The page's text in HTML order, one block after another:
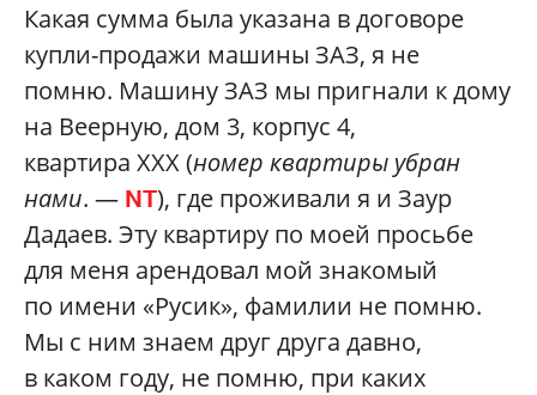
Какая сумма была указана в договоре
купли-продажи машины ЗАЗ, я не
помню. Машину ЗАЗ мы пригнали к дому
на Веерную, дом 3, корпус 4,
квартира XXX (номер квартиры убран
нами. — NT), где проживали я и Заур
Дадаев. Эту квартиру по моей просьбе
для меня арендовал мой знакомый
по имени «Русик», фамилии не помню.
Мы с ним знаем друг друга давно,
в каком году, не помню, при каких